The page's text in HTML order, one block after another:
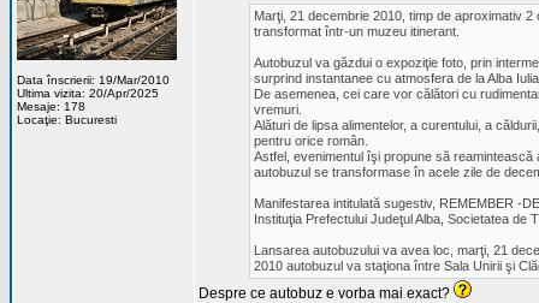
Data înscrierii: 19/Mar/2010
Ultima vizita: 20/Apr/2025
Mesaje: 178
Locaţie: Bucuresti
Marţi, 21 decembrie 2010, timp de aproximativ
transformat într-un muzeu itinerant.
Autobuzul va găzdui o expoziţie foto, prin
surprind instantanee cu atmosfera de la Alba
De asemenea, cei care vor călători cu
vremuri.
Alături de lipsa alimentelor, a curentului, a
pentru orice român.
Astfel, evenimentul îşi propune să
autobuzul se transformase în acele zile de
Manifestarea intitulată sugestiv, REMEMBER -
Instituţia Prefectului Judeţul Alba, Societatea de
Lansarea autobuzului va avea loc, marţi, 21
2010 autobuzul va staţiona între Sala Unirii şi
Despre ce autobuz e vorba mai exact?